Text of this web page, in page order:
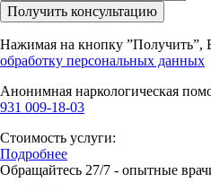
Получить консультацию
Нажимая на кнопку ”Получить”,
обработку персональных данных
Анонимная наркологическая
931 009-18-03
Стоимость услуги:
Подробнее
Обращайтесь 27/7 - опытные